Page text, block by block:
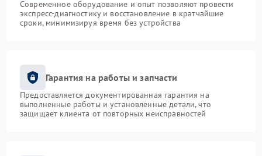
Современное оборудование и опыт позволяют провести
экспресс-диагностику и восстановление в кратчайшие
сроки, минимизируя время без устройства
Гарантия на работы и запчасти
Предоставляется документированная гарантия на
выполненные работы и установленные детали, что
защищает клиента от повторных неисправностей